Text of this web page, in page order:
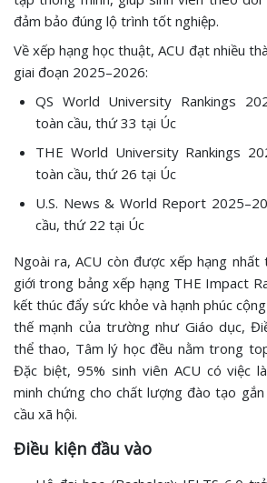
đảm bảo đúng lộ trình tốt nghiệp.
Về xếp hạng học thuật, ACU đạt nhiều
giai đoạn 2025–2026:
QS World University Rankings
toàn cầu, thứ 33 tại Úc
THE World University Rankings
toàn cầu, thứ 26 tại Úc
U.S. News & World Report
cầu, thứ 22 tại Úc
Ngoài ra, ACU còn được xếp hạng
giới trong bảng xếp hạng THE Impact
kết thúc đẩy sức khỏe và hạnh phúc
thế mạnh của trường như Giáo dục,
thể thao, Tâm lý học đều nằm trong
Đặc biệt, 95% sinh viên ACU có việc
minh chứng cho chất lượng đào tạo
cầu xã hội.
Điều kiện đầu vào